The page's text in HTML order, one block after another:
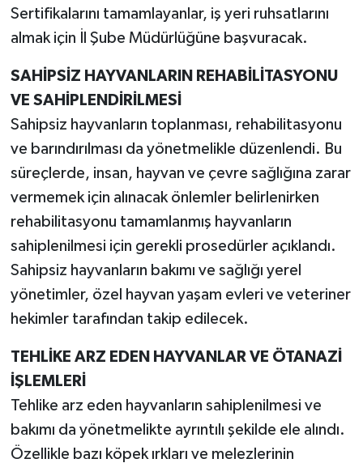
Sertifikalarını tamamlayanlar, iş yeri ruhsatlarını
almak için İl Şube Müdürlüğüne başvuracak.
SAHİPSİZ HAYVANLARIN REHABİLİTASYONU
VE SAHİPLENDİRİLMESİ
Sahipsiz hayvanların toplanması, rehabilitasyonu
ve barındırılması da yönetmelikle düzenlendi. Bu
süreçlerde, insan, hayvan ve çevre sağlığına zarar
vermemek için alınacak önlemler belirlenirken
rehabilitasyonu tamamlanmış hayvanların
sahiplenilmesi için gerekli prosedürler açıklandı.
Sahipsiz hayvanların bakımı ve sağlığı yerel
yönetimler, özel hayvan yaşam evleri ve veteriner
hekimler tarafından takip edilecek.
TEHLİKE ARZ EDEN HAYVANLAR VE ÖTANAZİ
İŞLEMLERİ
Tehlike arz eden hayvanların sahiplenilmesi ve
bakımı da yönetmelikte ayrıntılı şekilde ele alındı.
Özellikle bazı köpek ırkları ve melezlerinin